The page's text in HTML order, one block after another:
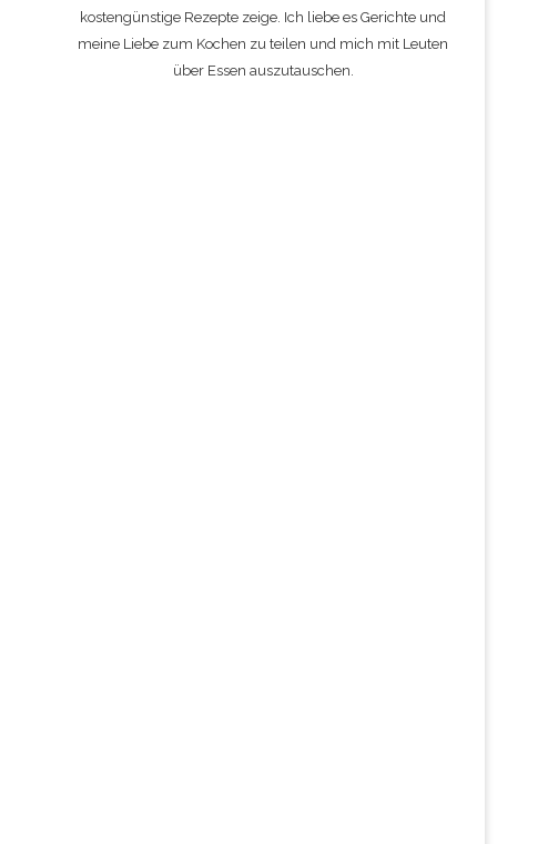
kostengünstige Rezepte zeige. Ich liebe es Gerichte und
meine Liebe zum Kochen zu teilen und mich mit Leuten
über Essen auszutauschen.